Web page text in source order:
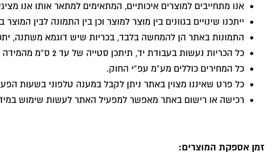
אנו מתחייבים למוצרים איכותיים, המתאימים למתאר אותו אנו
ייתכנו שינויים בגוונים בין מוצר למוצר וכן בין התמונה לבין המוצר
התמונות באתר הן להמחשה בלבד, בכריות שיש דוגמא משתנה,
כל הכריות נעשות בעבודת יד, תיתכן סטייה של עד 2 ס”מ מהמידה בפועל.
כל המחירים כוללים מע”מ עפ”י החוק.
כל פרט שאיננו מצוין באתר ניתן לקבל במענה טלפוני בשעות
רכישה או רישום באתר מאפשר למפעיל האתר לעשות שימוש
זמן אספקת המוצרים: